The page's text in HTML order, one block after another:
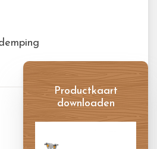
Productkaart
downloaden